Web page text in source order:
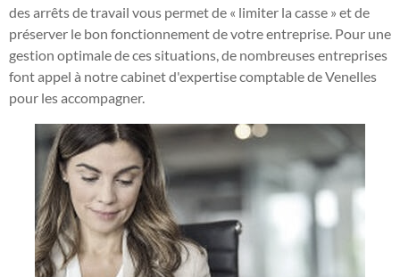
des arrêts de travail vous permet de « limiter la casse » et de
préserver le bon fonctionnement de votre entreprise. Pour une
gestion optimale de ces situations, de nombreuses entreprises
font appel à notre cabinet d'expertise comptable de Venelles
pour les accompagner.